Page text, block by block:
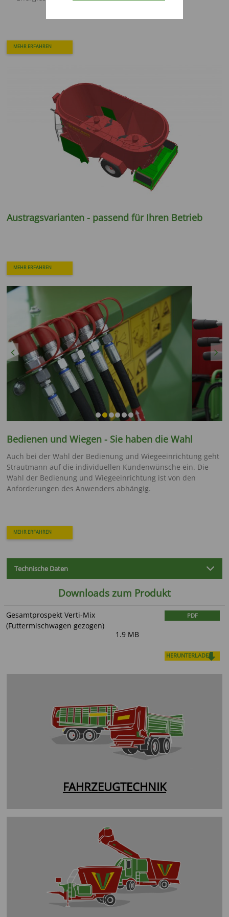
MEHR ERFAHREN
Austragsvarianten - passend für Ihren Betrieb
MEHR ERFAHREN
Previous
Bedienen und Wiegen - Sie haben die Wahl
Auch bei der Wahl der Bedienung und Wiegeeinrichtung geht
Strautmann auf die individuellen Kundenwünsche ein. Die
Wahl der Bedienung und Wiegeeinrichtung ist von den
Anforderungen des Anwenders abhängig.
MEHR ERFAHREN
Technische Daten
Downloads zum Produkt
Gesamtprospekt Verti-Mix
(Futtermischwagen gezogen)
PDF
1.9 MB
HERUNTERLADEN
FAHRZEUGTECHNIK